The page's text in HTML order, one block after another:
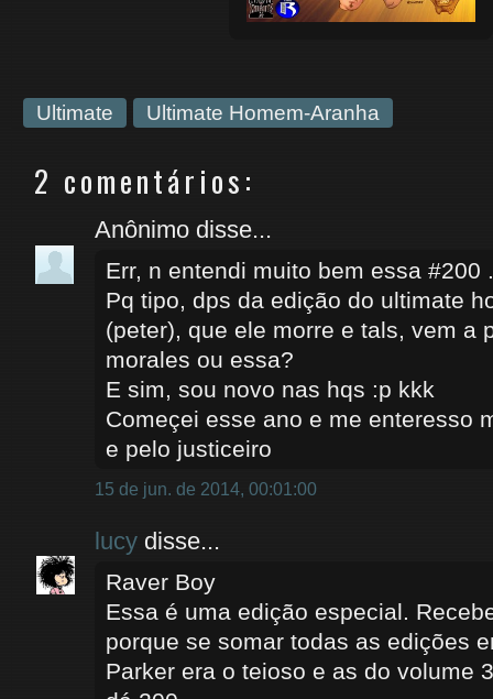
Ultimate Ultimate Homem-Aranha
2 comentários:
Anônimo disse...
Err, n entendi muito bem essa #200
Pq tipo, dps da edição do ultimate
(peter), que ele morre e tals, vem a
morales ou essa?
E sim, sou novo nas hqs :p kkk
Começei esse ano e me enteresso
e pelo justiceiro
15 de jun. de 2014, 00:01:00
lucy disse...
Raver Boy
Essa é uma edição especial.
porque se somar todas as edições
Parker era o teioso e as do volume